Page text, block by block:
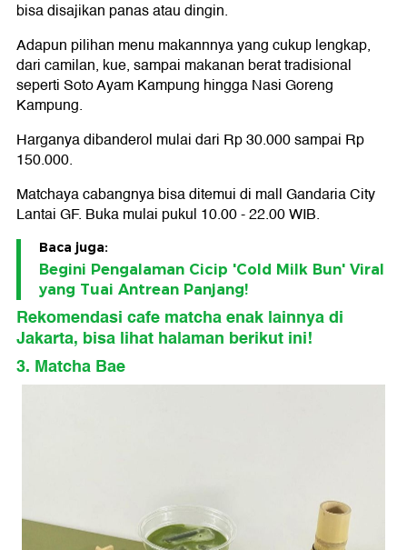
bisa disajikan panas atau dingin.
Adapun pilihan menu makannnya yang cukup lengkap,
dari camilan, kue, sampai makanan berat tradisional
seperti Soto Ayam Kampung hingga Nasi Goreng
Kampung.
Harganya dibanderol mulai dari Rp 30.000 sampai Rp
150.000.
Matchaya cabangnya bisa ditemui di mall Gandaria City
Lantai GF. Buka mulai pukul 10.00 - 22.00 WIB.
Baca juga:
Begini Pengalaman Cicip 'Cold Milk Bun' Viral
yang Tuai Antrean Panjang!
Rekomendasi cafe matcha enak lainnya di
Jakarta, bisa lihat halaman berikut ini!
3. Matcha Bae